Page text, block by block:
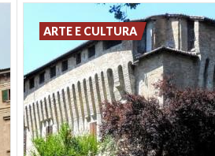
ARTE E CULTURA